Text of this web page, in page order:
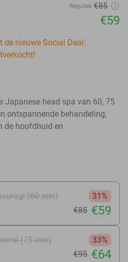
Regulier €85
€59
de nieuwe Social Deal:
Japanese head spa van 60, 75
ontspannende behandeling,
de hoofdhuid en
(60 min)
31%
€85 €59
(75 min)
33%
€95 €64